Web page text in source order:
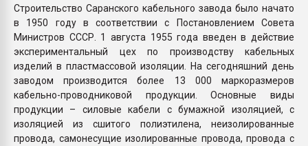
Строительство Саранского кабельного завода было начато
в 1950 году в соответствии с Постановлением Совета
Министров СССР. 1 августа 1955 года введен в действие
экспериментальный цех по производству кабельных
изделий в пластмассовой изоляции. На сегодняшний день
заводом производится более 13 000 маркоразмеров
кабельно-проводниковой продукции. Основные виды
продукции – силовые кабели с бумажной изоляцией, с
изоляцией из сшитого полиэтилена, неизолированные
провода, самонесущие изолированные провода, провода с